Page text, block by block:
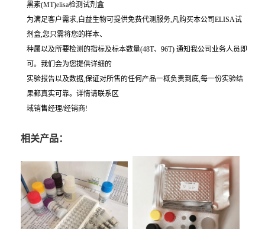
黑素(MT)elisa检测试剂盒
为满足客户需求,白益生物可提供免费代测服务,凡购买本公司ELISA试
剂盒,您只需将您的样本、
种属以及所要检测的指标及标本数量(48T、96T) 通知我公司业务人员即
可。我们会为您提供详细的
实验报告以及数据,保证对所售的任何产品一概负责到底,每一份实验结
果都真实可靠。详情请联系区
域销售经理/经销商!
相关产品：